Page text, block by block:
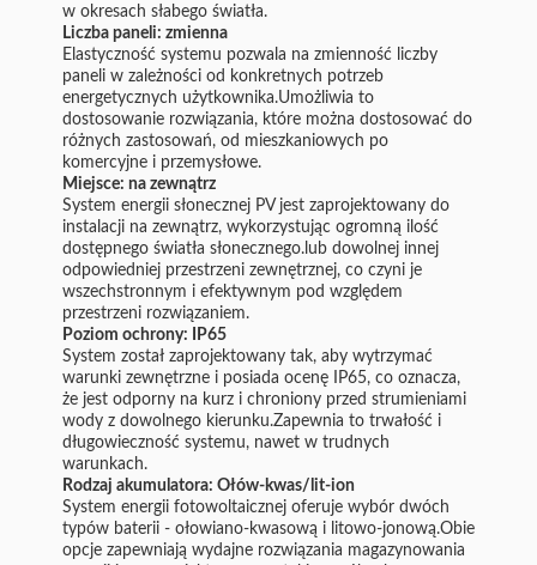
w okresach słabego światła.
Liczba paneli: zmienna
Elastyczność systemu pozwala na zmienność liczby
paneli w zależności od konkretnych potrzeb
energetycznych użytkownika.Umożliwia to
dostosowanie rozwiązania, które można dostosować do
różnych zastosowań, od mieszkaniowych po
komercyjne i przemysłowe.
Miejsce: na zewnątrz
System energii słonecznej PV jest zaprojektowany do
instalacji na zewnątrz, wykorzystując ogromną ilość
dostępnego światła słonecznego.lub dowolnej innej
odpowiedniej przestrzeni zewnętrznej, co czyni je
wszechstronnym i efektywnym pod względem
przestrzeni rozwiązaniem.
Poziom ochrony: IP65
System został zaprojektowany tak, aby wytrzymać
warunki zewnętrzne i posiada ocenę IP65, co oznacza,
że jest odporny na kurz i chroniony przed strumieniami
wody z dowolnego kierunku.Zapewnia to trwałość i
długowieczność systemu, nawet w trudnych
warunkach.
Rodzaj akumulatora: Ołów-kwas/lit-ion
System energii fotowoltaicznej oferuje wybór dwóch
typów baterii - ołowiano-kwasową i litowo-jonową.Obie
opcje zapewniają wydajne rozwiązania magazynowania